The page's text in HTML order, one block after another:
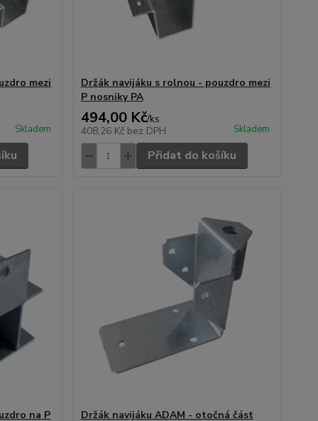
mezi
Skladem
Držák navijáku s rolnou - pouzdro mezi
P nosniky PA
494,00 Kč/ks
408,26 Kč bez DPH Skladem
Přidat do košíku
na P
Držák navijáku ADAM - otočná část